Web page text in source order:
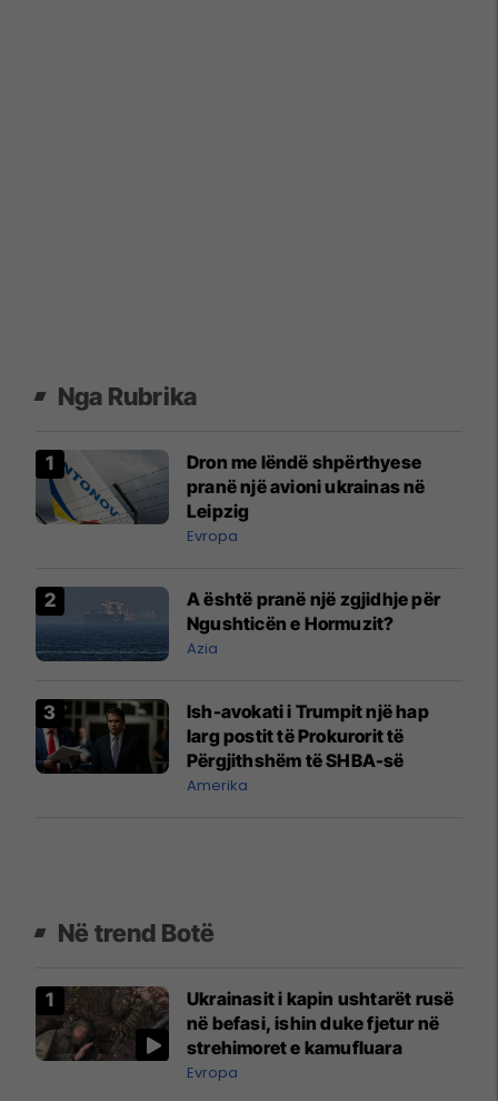
Nga Rubrika
Dron me lëndë shpërthyese
pranë një avioni ukrainas në
Leipzig
Evropa
A është pranë një zgjidhje për
Ngushticën e Hormuzit?
Azia
Ish-avokati i Trumpit një hap
larg postit të Prokurorit të
Përgjithshëm të SHBA-së
Amerika
Në trend Botë
Ukrainasit i kapin ushtarët rusë
në befasi, ishin duke fjetur në
strehimoret e kamufluara
Evropa